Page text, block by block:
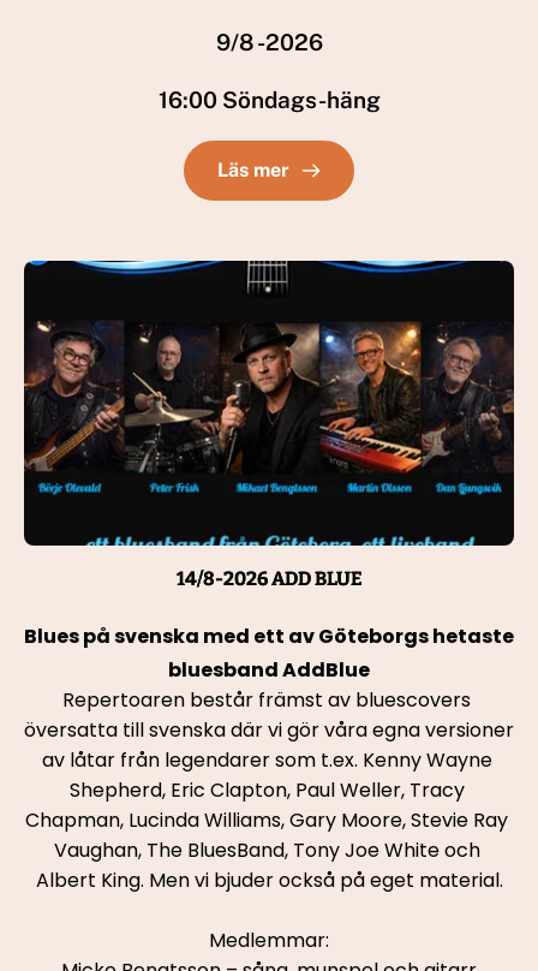
9/8 -2026
16:00 Söndags-häng
Läs mer
14/8-2026 ADD BLUE
Blues på svenska med ett av Göteborgs hetaste
bluesband AddBlue
Repertoaren består främst av bluescovers
översatta till svenska där vi gör våra egna versioner
av låtar från legendarer som t.ex. Kenny Wayne
Shepherd, Eric Clapton, Paul Weller, Tracy
Chapman, Lucinda Williams, Gary Moore, Stevie Ray
Vaughan, The BluesBand, Tony Joe White och
Albert King. Men vi bjuder också på eget material.
Medlemmar: